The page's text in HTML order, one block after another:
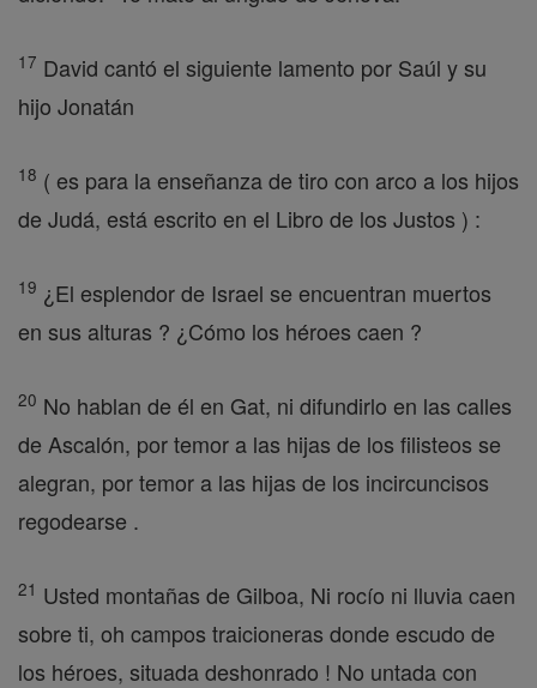
17 David cantó el siguiente lamento por Saúl y su
hijo Jonatán
18 ( es para la enseñanza de tiro con arco a los hijos
de Judá, está escrito en el Libro de los Justos ) :
19 ¿El esplendor de Israel se encuentran muertos
en sus alturas ? ¿Cómo los héroes caen ?
20 No hablan de él en Gat, ni difundirlo en las calles
de Ascalón, por temor a las hijas de los filisteos se
alegran, por temor a las hijas de los incircuncisos
regodearse .
21 Usted montañas de Gilboa, Ni rocío ni lluvia caen
sobre ti, oh campos traicioneras donde escudo de
los héroes, situada deshonrado ! No untada con